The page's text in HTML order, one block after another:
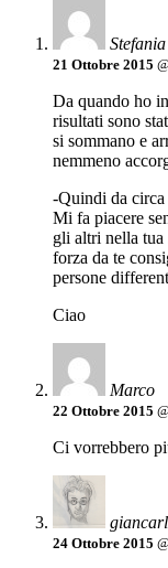
Stefania
21 Ottobre 2015
Da quando ho
risultati sono
si sommano e
nemmeno
-Quindi da
Mi fa piacere
gli altri nella tua
forza da te
persone
Ciao
Marco
22 Ottobre 2015
Ci vorrebbero
24 Ottobre 2015